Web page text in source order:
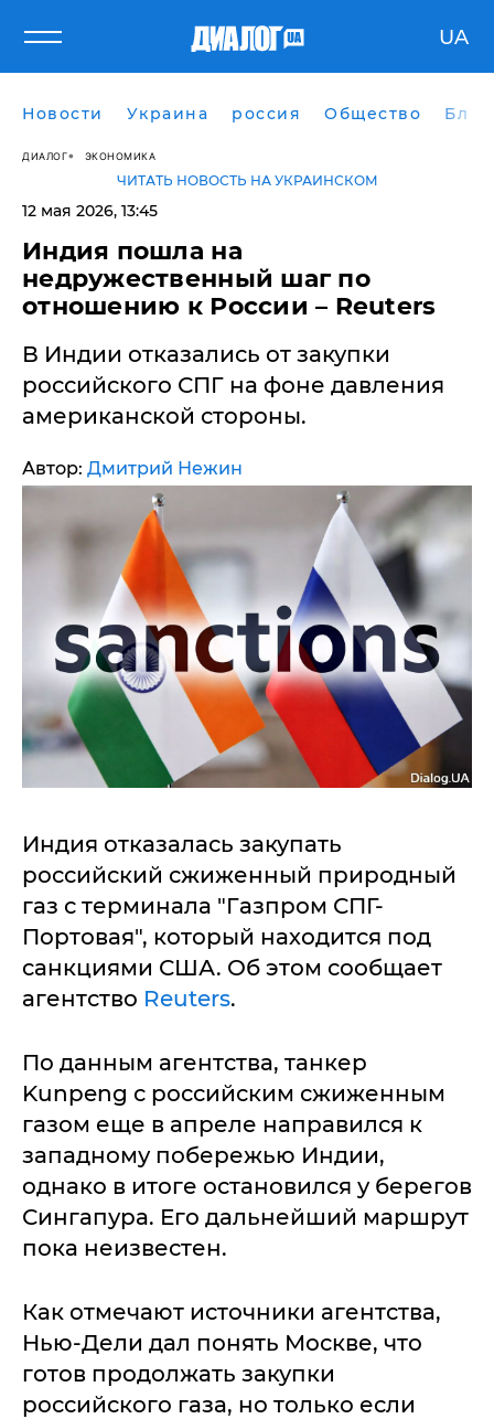
UA
Новости Украина россия Общество
ДИАЛОГ ЭКОНОМИКА
ЧИТАТЬ НОВОСТЬ НА УКРАИНСКОМ
12 мая 2026, 13:45
Индия пошла на
недружественный шаг по
отношению к России – Reuters
В Индии отказались от закупки
российского СПГ на фоне давления
американской стороны.
Автор: Дмитрий Нежин
Индия отказалась закупать
российский сжиженный природный
газ с терминала "Газпром СПГ-
Портовая", который находится под
санкциями США. Об этом сообщает
агентство Reuters.
По данным агентства, танкер
Kunpeng с российским сжиженным
газом еще в апреле направился к
западному побережью Индии,
однако в итоге остановился у берегов
Сингапура. Его дальнейший маршрут
пока неизвестен.
Как отмечают источники агентства,
Нью-Дели дал понять Москве, что
готов продолжать закупки
российского газа, но только если